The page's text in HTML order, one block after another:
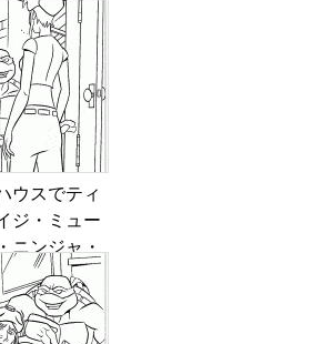
ウスでティ
ジ・ミュー
ニンジャ・
トルズ